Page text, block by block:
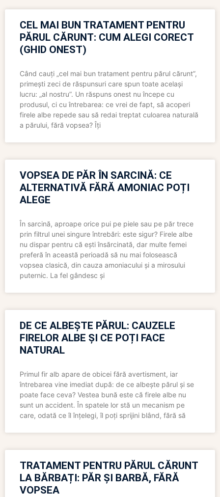
CEL MAI BUN TRATAMENT PENTRU
PĂRUL CĂRUNT: CUM ALEGI CORECT
(GHID ONEST)
Când cauți „cel mai bun tratament pentru părul cărunt”,
primești zeci de răspunsuri care spun toate același
lucru: „al nostru”. Un răspuns onest nu începe cu
produsul, ci cu întrebarea: ce vrei de fapt, să acoperi
firele albe repede sau să redai treptat culoarea naturală
a părului, fără vopsea? Îți
VOPSEA DE PĂR ÎN SARCINĂ: CE
ALTERNATIVĂ FĂRĂ AMONIAC POȚI
ALEGE
În sarcină, aproape orice pui pe piele sau pe păr trece
prin filtrul unei singure întrebări: este sigur? Firele albe
nu dispar pentru că ești însărcinată, dar multe femei
preferă în această perioadă să nu mai folosească
vopsea clasică, din cauza amoniacului și a mirosului
puternic. La fel gândesc și
DE CE ALBEȘTE PĂRUL: CAUZELE
FIRELOR ALBE ȘI CE POȚI FACE
NATURAL
Primul fir alb apare de obicei fără avertisment, iar
întrebarea vine imediat după: de ce albește părul și se
poate face ceva? Vestea bună este că firele albe nu
sunt un accident. În spatele lor stă un mecanism pe
care, odată ce îl înțelegi, îl poți sprijini blând, fără să
TRATAMENT PENTRU PĂRUL CĂRUNT
LA BĂRBAȚI: PĂR ȘI BARBĂ, FĂRĂ
VOPSEA